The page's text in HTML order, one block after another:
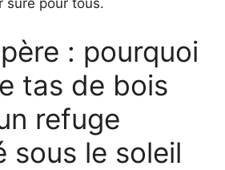
sûre pour tous.
: pourquoi
tas de bois
refuge
sous le soleil